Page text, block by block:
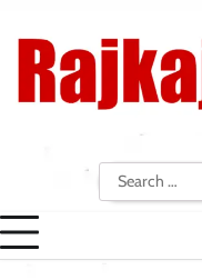
content
Search
for: